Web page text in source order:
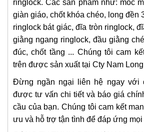
ringlock. Các sản phẩm như: móc
giàn giáo, chốt khóa chéo, long đền
ringlock bát giác, đĩa tròn ringlock,
giằng ngang ringlock, đầu giằng
đúc, chốt tầng ... Chúng tôi cam
trên được sản xuất tại Cty Nam
Đừng ngần ngại liên hệ ngay với
được tư vấn chi tiết và báo giá
cầu của bạn. Chúng tôi cam kết
ưu và hỗ trợ tận tình để đáp ứng